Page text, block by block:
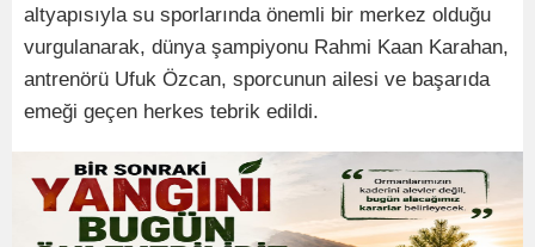
altyapısıyla su sporlarında önemli bir merkez olduğu
vurgulanarak, dünya şampiyonu Rahmi Kaan Karahan,
antrenörü Ufuk Özcan, sporcunun ailesi ve başarıda
emeği geçen herkes tebrik edildi.